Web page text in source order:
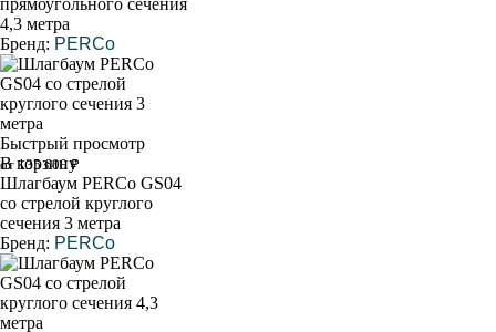
прямоугольного сечения
4,3 метра
Бренд: PERCo
Быстрый просмотр
В корзину
от 135 600 ₽
Шлагбаум PERCo GS04
со стрелой круглого
сечения 3 метра
Бренд: PERCo